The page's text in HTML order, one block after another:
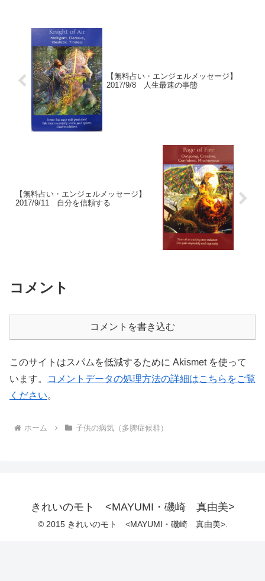
【無料占い・エンジェルメッセージ】
2017/9/8 人生最速の事態
【無料占い・エンジェルメッセージ】
2017/9/11 自分を信頼する
コメント
コメントを書き込む
このサイトはスパムを低減するために Akismet を使って
います。
コメントデータの処理方法の詳細はこちらをご覧
ください。
ホーム 子供の病気（多脾症候群）
きれいのモト <MAYUMI・磯崎 真由美>
© 2015 きれいのモト <MAYUMI・磯崎 真由美>.